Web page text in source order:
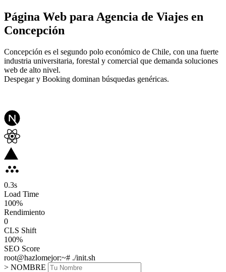
Página Web para Agencia de Viajes en
Concepción
Concepción es el segundo polo económico de Chile, con una fuerte
industria universitaria, forestal y comercial que demanda soluciones
web de alto nivel.
Despegar y Booking dominan búsquedas genéricas.
0.3s
Load Time
100%
Rendimiento
0
CLS Shift
100%
SEO Score
root@hazlomejor:~# ./init.sh
> NOMBRE